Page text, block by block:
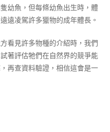
幼魚，但每條幼魚出生時，體
遠凌駕許多獵物的成年體長。
看見許多物種的介紹時，我們
著評估牠們在自然界的競爭能
再查資料驗證，相信這會是一